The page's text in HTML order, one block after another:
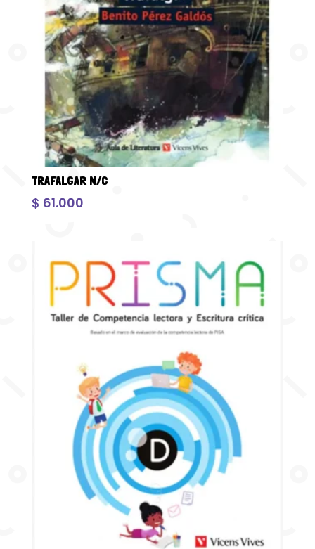
TRAFALGAR N/C
$ 61.000